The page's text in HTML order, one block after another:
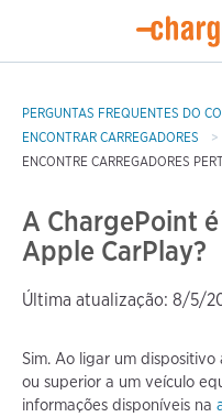
PERGUNTAS FREQUENTES DO
ENCONTRAR CARREGADORES
ENCONTRE CARREGADORES
A ChargePoint
Apple CarPlay?
Última atualização: 8/5/
Sim. Ao ligar um dispositivo
ou superior a um veículo
informações disponíveis na